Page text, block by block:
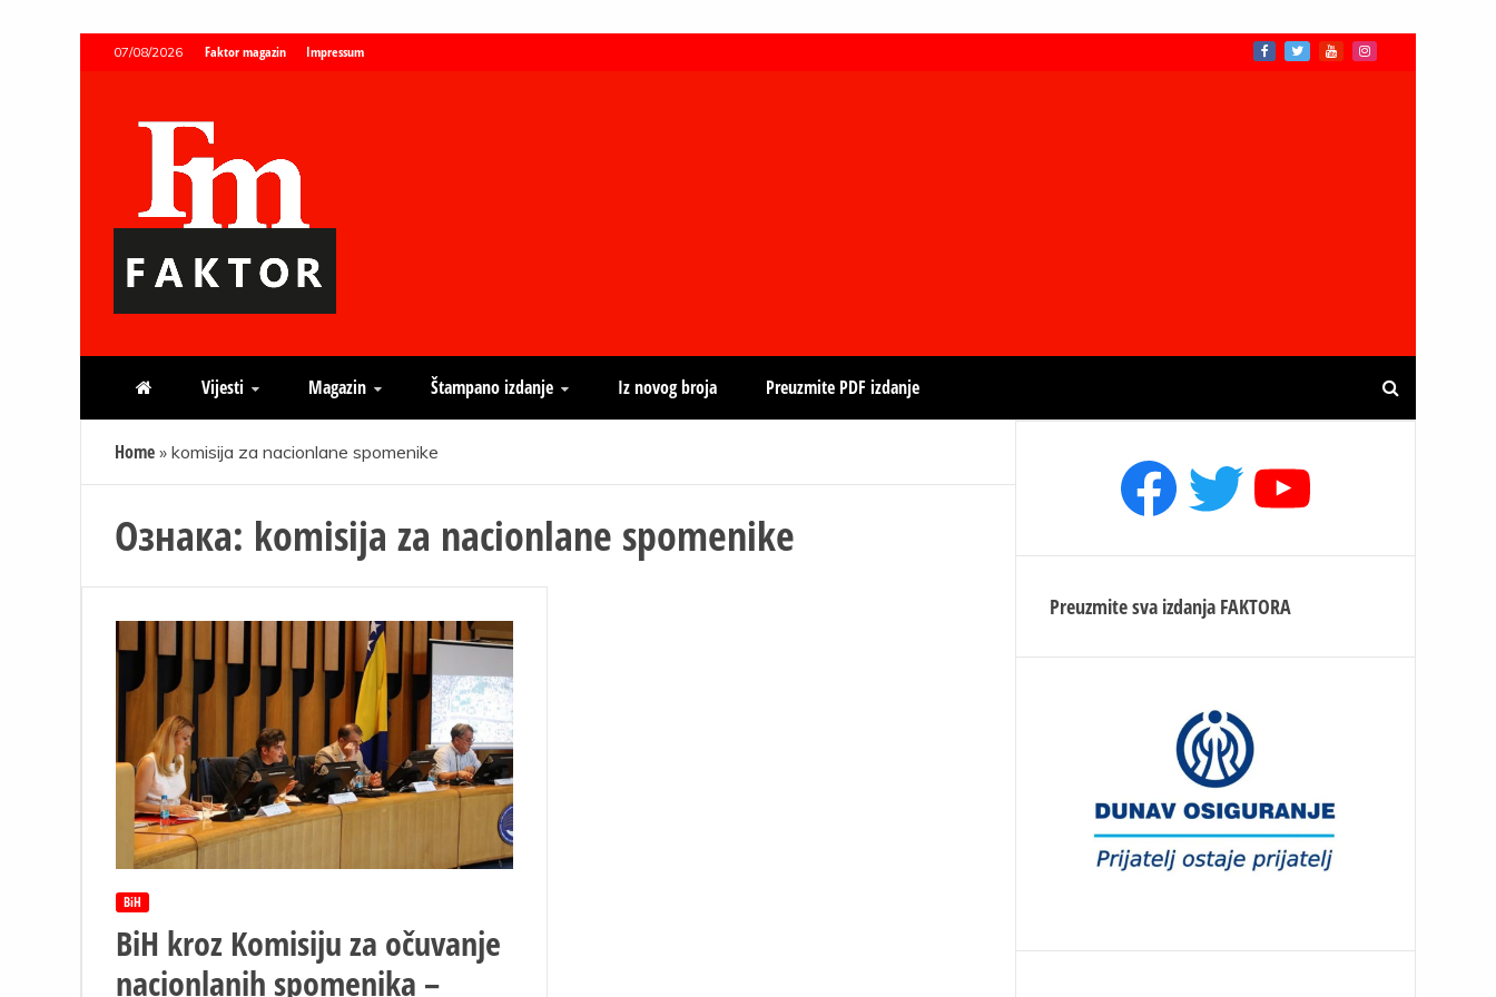
07/08/2026 Faktor magazin Impressum
Faktor magazin
Vijesti Magazin Štampano izdanje Iz novog broja Preuzmite PDF izdanje
Home » komisija za nacionlane spomenike
Ознака: komisija za nacionlane spomenike
BiH
BiH kroz Komisiju za očuvanje
nacionlanih spomenika –
Facebook
TwitterYouTube
Preuzmite sva izdanja FAKTORA